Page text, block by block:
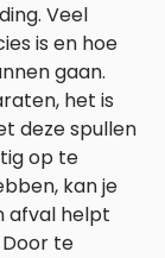
Veel
is en hoe
gaan.
het is
deze spullen
op te
kan je
afval helpt
te